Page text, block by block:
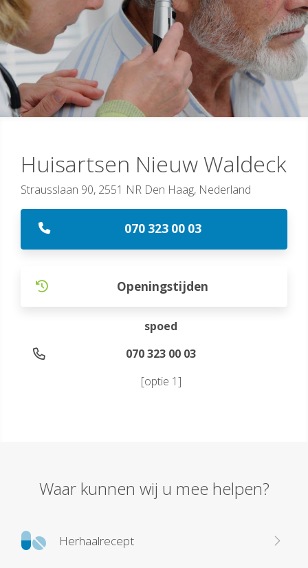
Huisartsen Nieuw Waldeck
Strausslaan 90, 2551 NR Den Haag, Nederland
070 323 00 03
Openingstijden
spoed
070 323 00 03
[optie 1]
Waar kunnen wij u mee helpen?
Herhaalrecept